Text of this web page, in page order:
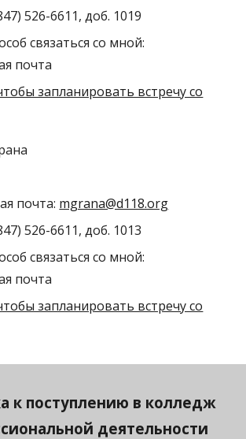
526-6611, доб. 1019
связаться со мной:
почта
запланировать встречу со
почта: mgrana@d118.org
526-6611, доб. 1013
связаться со мной:
почта
запланировать встречу со
к поступлению в колледж
деятельности